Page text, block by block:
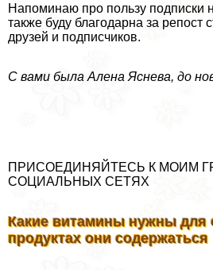
Напоминаю про пользу подписки
также буду благодарна за репост
друзей и подписчиков.
С вами была Алена Яснева, до
ПРИСОЕДИНЯЙТЕСЬ К МОИМ
СОЦИАЛЬНЫХ СЕТЯХ
Какие витамины нужны для
продуктах они содержаться